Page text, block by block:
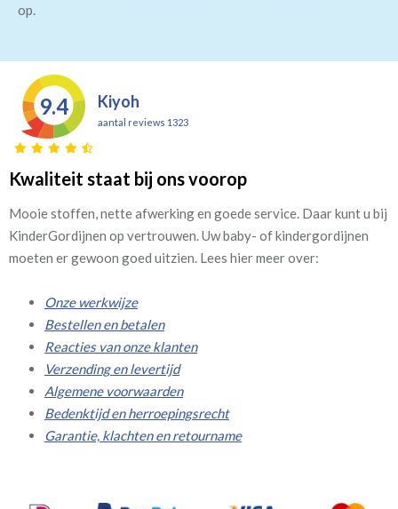
op.
9.4 Kiyoh
aantal reviews 1323
Kwaliteit staat bij ons voorop
Mooie stoffen, nette afwerking en goede service. Daar kunt u bij
KinderGordijnen op vertrouwen. Uw baby- of kindergordijnen
moeten er gewoon goed uitzien. Lees hier meer over:
Onze werkwijze
Bestellen en betalen
Reacties van onze klanten
Verzending en levertijd
Algemene voorwaarden
Bedenktijd en herroepingsrecht
Garantie, klachten en retourname